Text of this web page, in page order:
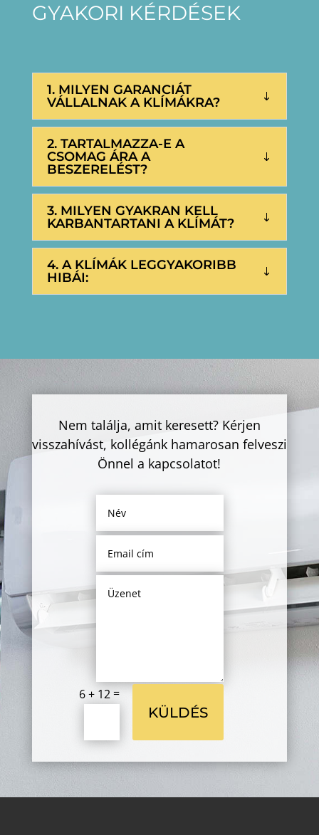
GYAKORI KÉRDÉSEK
1. MILYEN GARANCIÁT
VÁLLALNAK A KLÍMÁKRA?
2. TARTALMAZZA-E A
CSOMAG ÁRA A
BESZERELÉST?
3. MILYEN GYAKRAN KELL
KARBANTARTANI A KLÍMÁT?
4. A KLÍMÁK LEGGYAKORIBB
HIBÁI:
Nem találja, amit keresett? Kérjen
visszahívást, kollégánk hamarosan felveszi
Önnel a kapcsolatot!
6 + 12 =
KÜLDÉS